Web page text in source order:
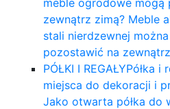
zewnątrz zimą? Meble
stali nierdzewnej
pozostawić na
PÓŁKI I REGAŁYPółka i
miejsca do dekoracji i
Jako otwarta półka do